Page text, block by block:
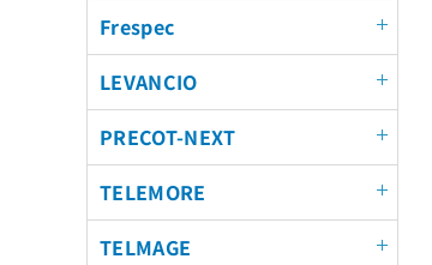
Frespec
LEVANCIO
PRECOT-NEXT
TELEMORE
TELMAGE